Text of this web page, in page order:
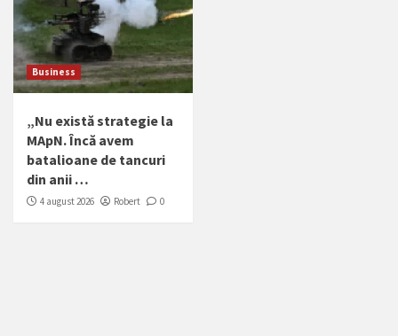
Business
„Nu există strategie la
MApN. Încă avem
batalioane de tancuri
din anii …
4 august 2026 Robert 0